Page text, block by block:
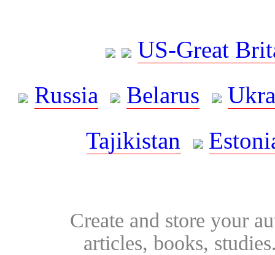
US-Great
Russia
Belarus
Tajikistan
Create and store your
articles, books,